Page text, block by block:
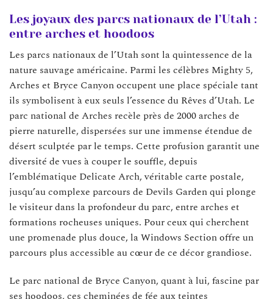
Les joyaux des parcs nationaux de l’Utah :
entre arches et hoodoos
Les parcs nationaux de l’Utah sont la quintessence de la
nature sauvage américaine. Parmi les célèbres Mighty 5,
Arches et Bryce Canyon occupent une place spéciale tant
ils symbolisent à eux seuls l’essence du Rêves d’Utah. Le
parc national de Arches recèle près de 2000 arches de
pierre naturelle, dispersées sur une immense étendue de
désert sculptée par le temps. Cette profusion garantit une
diversité de vues à couper le souffle, depuis
l’emblématique Delicate Arch, véritable carte postale,
jusqu’au complexe parcours de Devils Garden qui plonge
le visiteur dans la profondeur du parc, entre arches et
formations rocheuses uniques. Pour ceux qui cherchent
une promenade plus douce, la Windows Section offre un
parcours plus accessible au cœur de ce décor grandiose.
Le parc national de Bryce Canyon, quant à lui, fascine par
ses hoodoos, ces cheminées de fée aux teintes